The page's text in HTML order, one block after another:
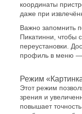
координаты
даже при
Важно запомнить
Пикатинни, чтобы
переустановки.
профиль в меню —
Режим
Этот режим
зрения и
повышает